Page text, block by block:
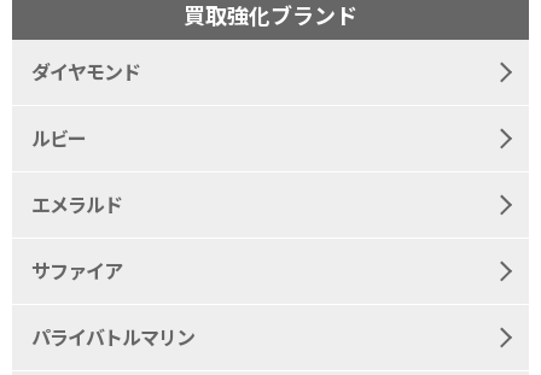
買取強化ブランド
ダイヤモンド
ルビー
エメラルド
サファイア
パライバトルマリン